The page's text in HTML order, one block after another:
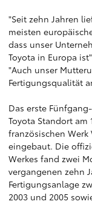
"Seit zehn Jahren
meisten
dass unser
Toyota in Europa
"Auch unser
Fertigungsqualität
Das erste
Toyota Standort
französischen Werk
eingebaut. Die
Werkes fand zwei
vergangenen zehn
Fertigungsanlage
2003 und 2005